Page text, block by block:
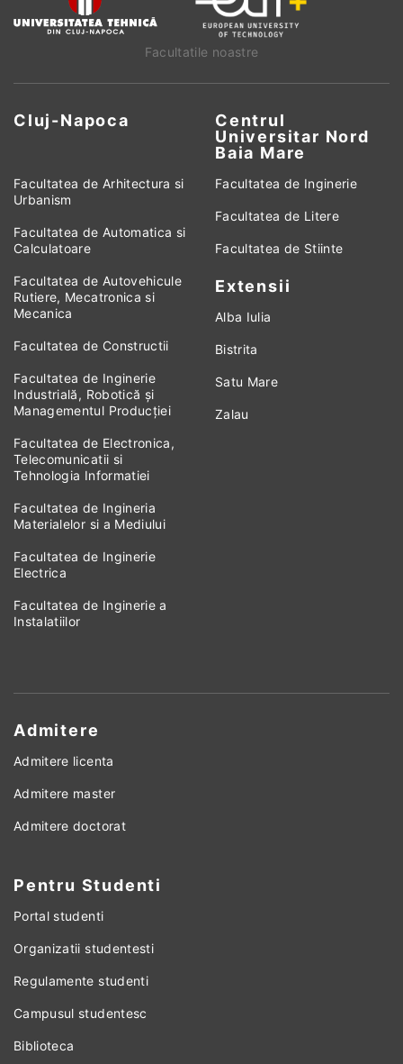
Facultatile noastre
Cluj-Napoca
Centrul
Universitar Nord
Baia Mare
Facultatea de Arhitectura si
Urbanism
Facultatea de Automatica si
Calculatoare
Facultatea de Autovehicule
Rutiere, Mecatronica si
Mecanica
Facultatea de Constructii
Facultatea de Inginerie
Industrială, Robotică și
Managementul Producției
Facultatea de Electronica,
Telecomunicatii si
Tehnologia Informatiei
Facultatea de Ingineria
Materialelor si a Mediului
Facultatea de Inginerie
Electrica
Facultatea de Inginerie a
Instalatiilor
Facultatea de Inginerie
Facultatea de Litere
Facultatea de Stiinte
Extensii
Alba Iulia
Bistrita
Satu Mare
Zalau
Admitere
Admitere licenta
Admitere master
Admitere doctorat
Pentru Studenti
Portal studenti
Organizatii studentesti
Regulamente studenti
Campusul studentesc
Biblioteca